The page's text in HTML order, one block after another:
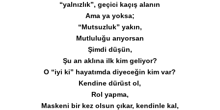
“yalnızlık”, geçici kaçış alanın
Ama ya yoksa;
“Mutsuzluk” yakın,
Mutluluğu arıyorsan
Şimdi düşün,
Şu an aklına ilk kim geliyor?
O “iyi ki” hayatımda diyeceğin kim var?
Kendine dürüst ol,
Rol yapma,
Maskeni bir kez olsun çıkar, kendinle kal,